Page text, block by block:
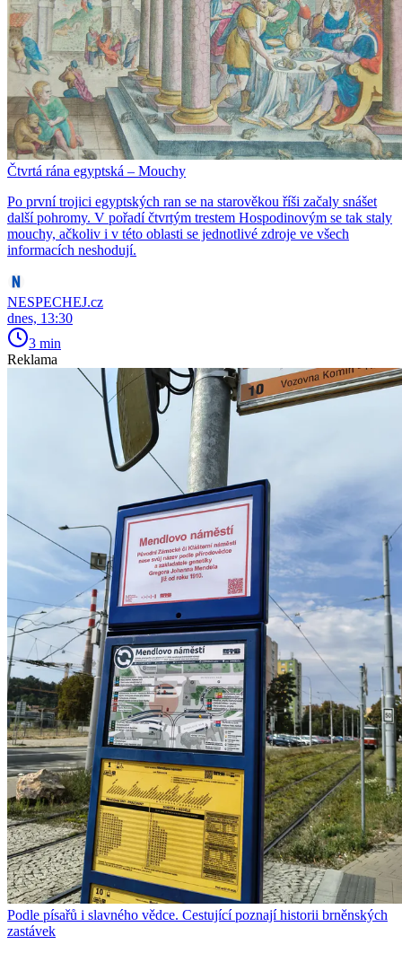
Čtvrtá rána egyptská – Mouchy
Po první trojici egyptských ran se na starověkou říši začaly snášet
další pohromy. V pořadí čtvrtým trestem Hospodinovým se tak staly
mouchy, ačkoliv i v této oblasti se jednotlivé zdroje ve všech
informacích neshodují.
NESPECHEJ.cz
dnes, 13:30
3 min
Reklama
Podle písařů i slavného vědce. Cestující poznají historii brněnských
zastávek